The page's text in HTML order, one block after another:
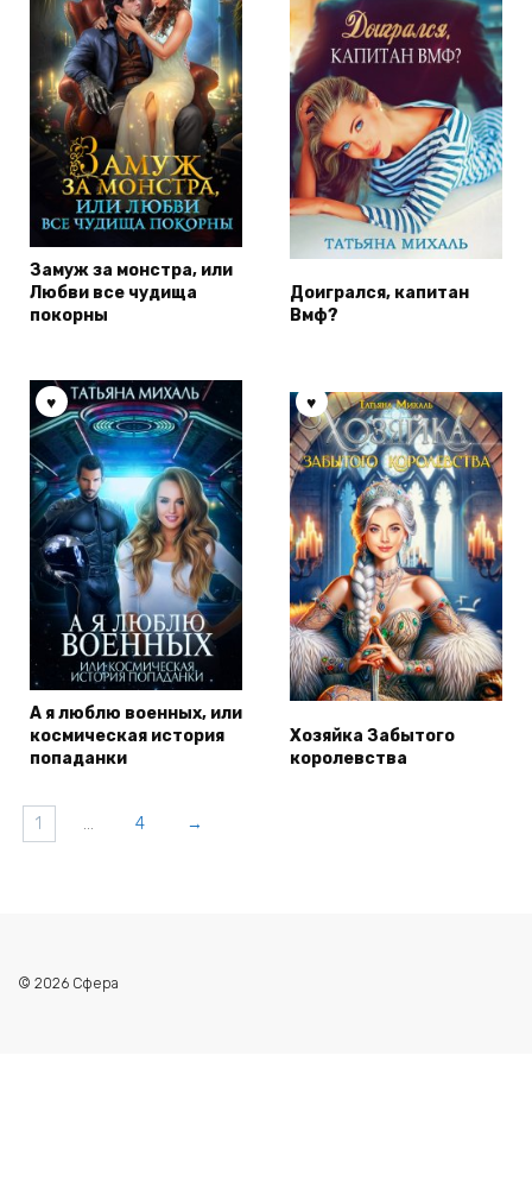
Замуж за монстра, или
Любви все чудища
покорны
Доигрался, капитан
Вмф?
А я люблю военных, или
космическая история
попаданки
Хозяйка Забытого
королевства
1 … 4 →
© 2026 Сфера